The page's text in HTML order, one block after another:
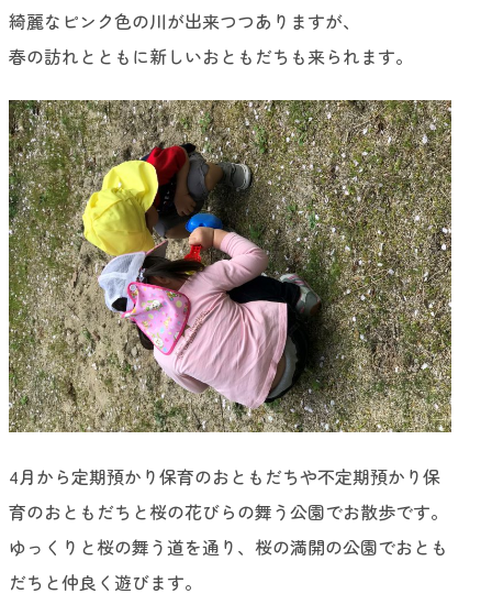
綺麗なピンク色の川が出来つつありますが、
春の訪れとともに新しいおともだちも来られます。
4月から定期預かり保育のおともだちや不定期預かり保
育のおともだちと桜の花びらの舞う公園でお散歩です。
ゆっくりと桜の舞う道を通り、桜の満開の公園でおとも
だちと仲良く遊びます。